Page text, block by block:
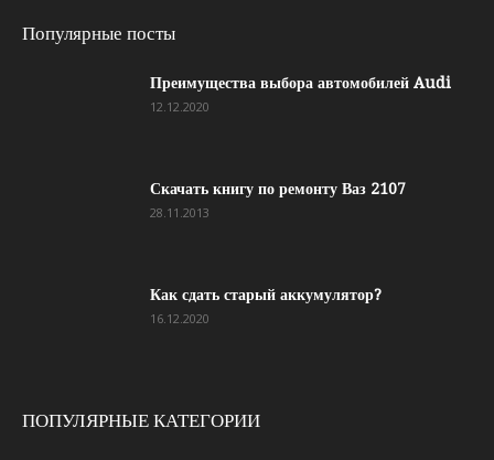
Популярные посты
Преимущества выбора автомобилей Audi
12.12.2020
Скачать книгу по ремонту Ваз 2107
28.11.2013
Как сдать старый аккумулятор?
16.12.2020
ПОПУЛЯРНЫЕ КАТЕГОРИИ